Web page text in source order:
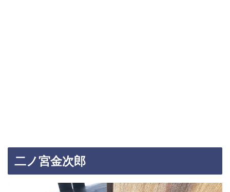
二ノ宮金次郎